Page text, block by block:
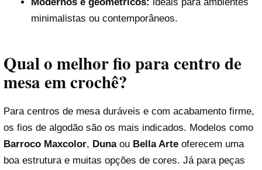
minimalistas ou contemporâneos.
Qual o melhor fio para centro de
mesa em crochê?
Para centros de mesa duráveis e com acabamento firme,
os fios de algodão são os mais indicados. Modelos como
Barroco Maxcolor, Dunaou Bella Arte oferecem uma
boa estrutura e muitas opções de cores. Já para peças